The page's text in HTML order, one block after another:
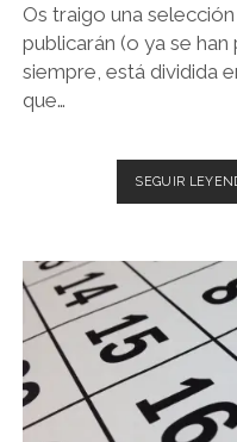
Os traigo una
publicarán (o ya se
siempre, está dividida
que…
SEGUIR